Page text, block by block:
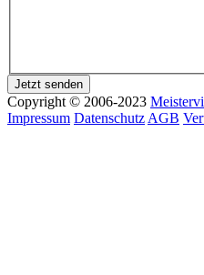
Copyright © 2006-2023
Impressum Datenschutz AGB